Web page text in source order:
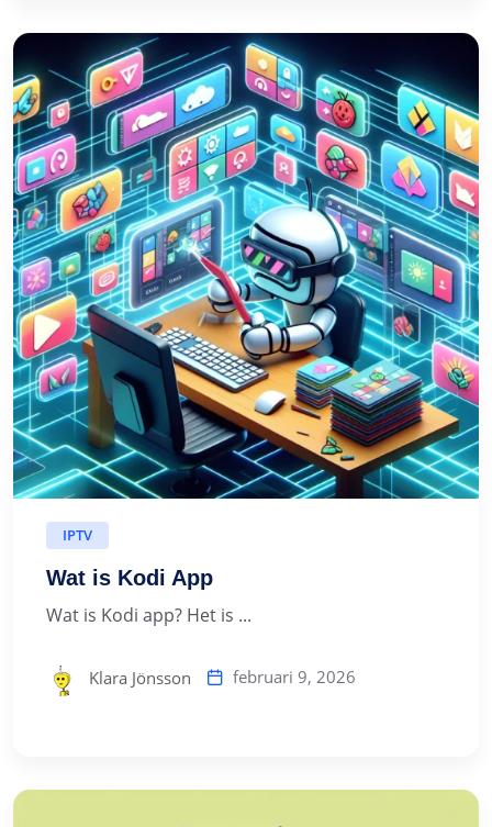
IPTV
Wat is Kodi App
Wat is Kodi app? Het is ...
Klara Jönsson februari 9, 2026